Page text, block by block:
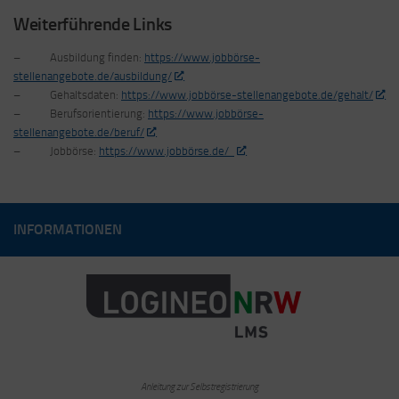
Weiterführende Links
– Ausbildung finden: https://www.jobbörse-
stellenangebote.de/ausbildung/
– Gehaltsdaten: https://www.jobbörse-stellenangebote.de/gehalt/
– Berufsorientierung: https://www.jobbörse-
stellenangebote.de/beruf/
– Jobbörse: https://www.jobbörse.de/
INFORMATIONEN
Anleitung zur Selbstregistrierung